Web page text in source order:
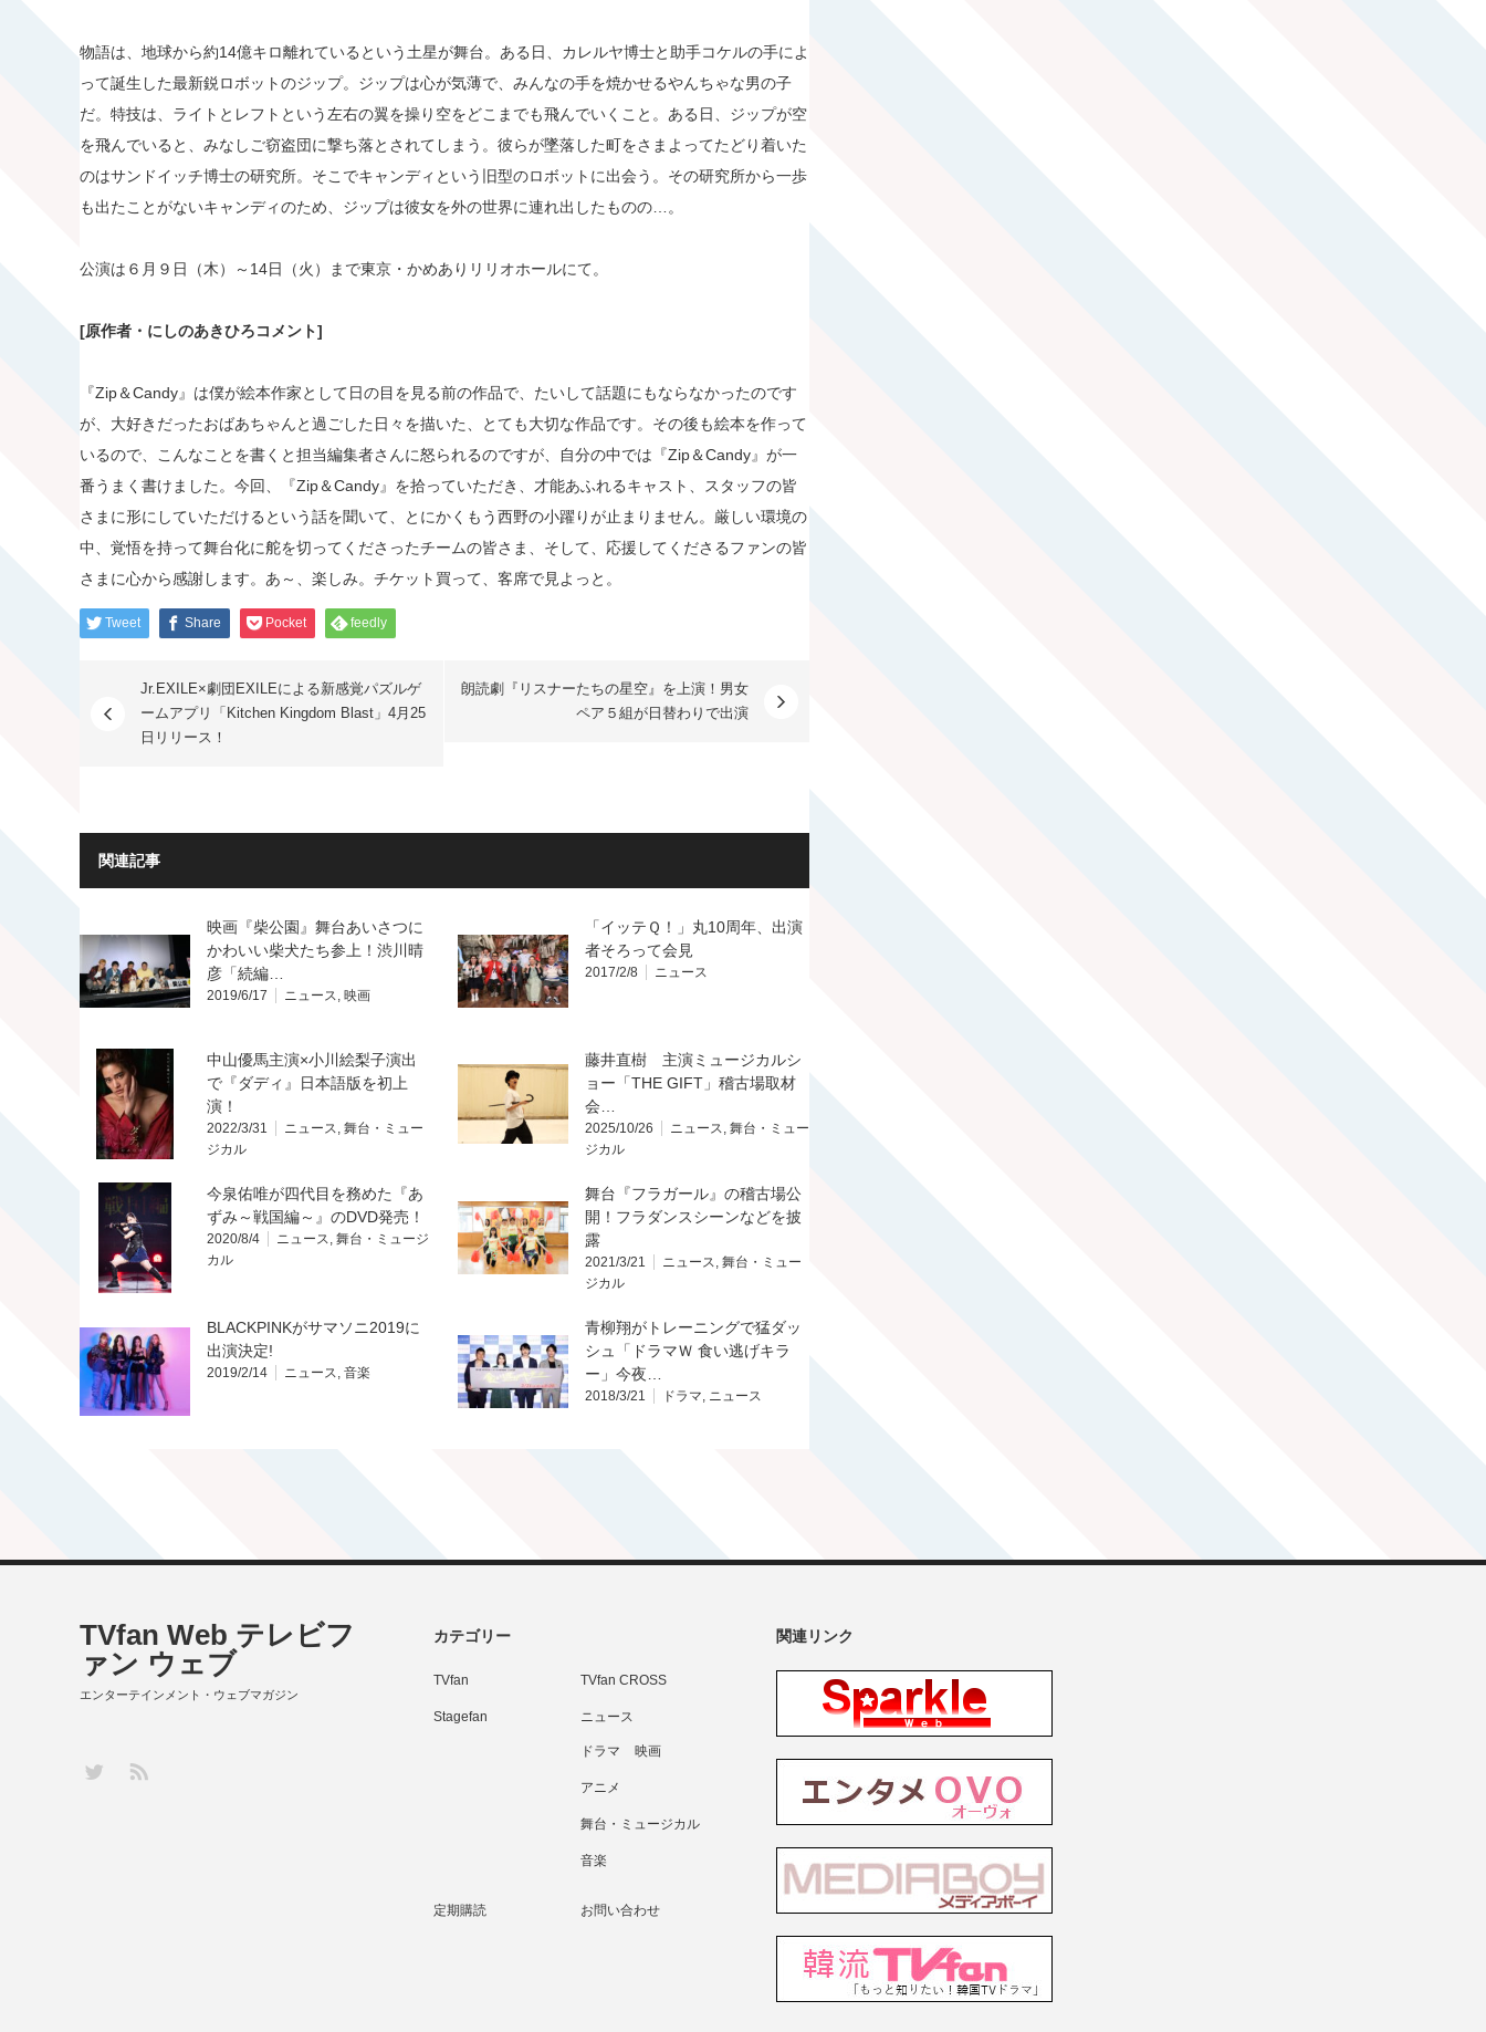
物語は、地球から約14億キロ離れているという土星が舞台。ある日、カレルヤ博士と助手コケルの手によ
って誕生した最新鋭ロボットのジップ。ジップは心が気薄で、みんなの手を焼かせるやんちゃな男の子
だ。特技は、ライトとレフトという左右の翼を操り空をどこまでも飛んでいくこと。ある日、ジップが空
を飛んでいると、みなしご窃盗団に撃ち落とされてしまう。彼らが墜落した町をさまよってたどり着いた
のはサンドイッチ博士の研究所。そこでキャンディという旧型のロボットに出会う。その研究所から一歩
も出たことがないキャンディのため、ジップは彼女を外の世界に連れ出したものの…。
公演は６月９日（木）～14日（火）まで東京・かめありリリオホールにて。
[原作者・にしのあきひろコメント]
『Zip＆Candy』は僕が絵本作家として日の目を見る前の作品で、たいして話題にもならなかったのです
が、大好きだったおばあちゃんと過ごした日々を描いた、とても大切な作品です。その後も絵本を作って
いるので、こんなことを書くと担当編集者さんに怒られるのですが、自分の中では『Zip＆Candy』が一
番うまく書けました。今回、『Zip＆Candy』を拾っていただき、才能あふれるキャスト、スタッフの皆
さまに形にしていただけるという話を聞いて、とにかくもう西野の小躍りが止まりません。厳しい環境の
中、覚悟を持って舞台化に舵を切ってくださったチームの皆さま、そして、応援してくださるファンの皆
さまに心から感謝します。あ～、楽しみ。チケット買って、客席で見よっと。
Tweet Share Pocket feedly
Jr.EXILE×劇団EXILEによる新感覚パズルゲ
ームアプリ「Kitchen Kingdom Blast」4月25
日リリース！
朗読劇『リスナーたちの星空』を上演！男女
ペア５組が日替わりで出演
関連記事
映画『柴公園』舞台あいさつに
かわいい柴犬たち参上！渋川晴
彦「続編…
2019/6/17 ニュース, 映画
「イッテＱ！」丸10周年、出演
者そろって会見
2017/2/8 ニュース
中山優馬主演×小川絵梨子演出
で『ダディ』日本語版を初上
演！
2022/3/31 ニュース, 舞台・ミュー
ジカル
藤井直樹 主演ミュージカルシ
ョー「THE GIFT」稽古場取材
会…
2025/10/26 ニュース, 舞台・ミュー
ジカル
今泉佑唯が四代目を務めた『あ
ずみ～戦国編～』のDVD発売！
2020/8/4 ニュース, 舞台・ミュージ
カル
舞台『フラガール』の稽古場公
開！フラダンスシーンなどを披
露
2021/3/21 ニュース, 舞台・ミュー
ジカル
BLACKPINKがサマソニ2019に
出演決定!
2019/2/14 ニュース, 音楽
青柳翔がトレーニングで猛ダッ
シュ「ドラマＷ 食い逃げキラ
ー」今夜…
2018/3/21 ドラマ, ニュース
カテゴリー
TVfan TVfan CROSS
Stagefan ニュース
ドラマ 映画
アニメ
舞台・ミュージカル
音楽
定期購読 お問い合わせ
関連リンク
TVfan Web テレビフ
ァン ウェブ
エンターテインメント・ウェブマガジン
Twitter